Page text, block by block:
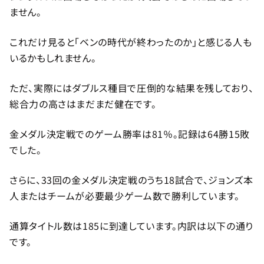
ません。
これだけ見ると「ベンの時代が終わったのか」と感じる人も
いるかもしれません。
ただ、実際にはダブルス種目で圧倒的な結果を残しており、
総合力の高さはまだまだ健在です。
金メダル決定戦でのゲーム勝率は81％。記録は64勝15敗
でした。
さらに、33回の金メダル決定戦のうち18試合で、ジョンズ本
人またはチームが必要最少ゲーム数で勝利しています。
通算タイトル数は185に到達しています。内訳は以下の通り
です。